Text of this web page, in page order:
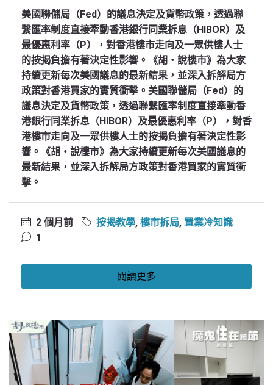
美國聯儲局（Fed）的議息決定及貨幣政策，透過聯
繫匯率制度直接牽動香港銀行同業拆息（HIBOR）及
最優惠利率（P），對香港樓市走向及一眾供樓人士
的按揭負擔有著決定性影響。《胡‧說樓市》為大家
持續更新每次美國議息的最新結果，並深入拆解局方
政策對香港買家的實質衝擊。美國聯儲局（Fed）的
議息決定及貨幣政策，透過聯繫匯率制度直接牽動香
港銀行同業拆息（HIBOR）及最優惠利率（P），對香
港樓市走向及一眾供樓人士的按揭負擔有著決定性影
響。《胡‧說樓市》為大家持續更新每次美國議息的
最新結果，並深入拆解局方政策對香港買家的實質衝
擊。
2 個月前 按揭教學, 樓市拆局, 置業冷知識
1
閱讀更多